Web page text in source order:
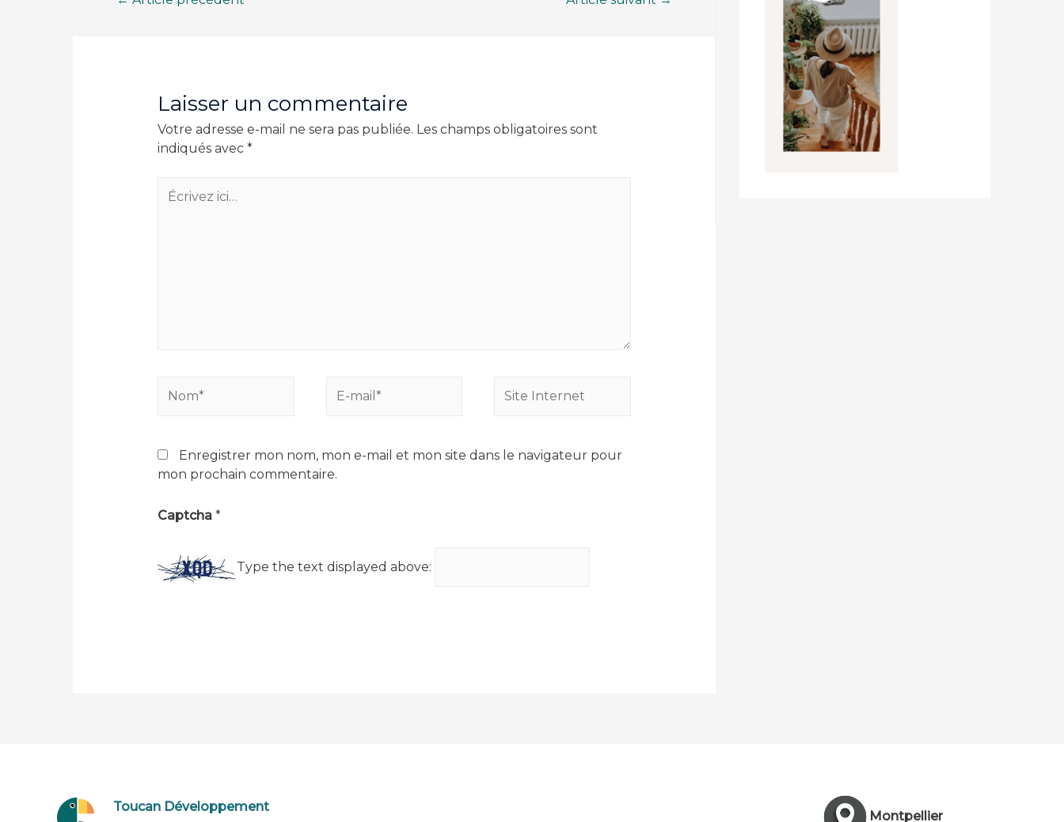
Laisser un commentaire
Votre adresse e-mail ne sera pas publiée. Les champs obligatoires sont
indiqués avec *
Écrivez
ici…
mail*
Internet
Enregistrer mon nom, mon e-mail et mon site dans le navigateur pour
mon prochain commentaire.
Captcha *
Type the text displayed above:
Toucan Développement
Montpellier